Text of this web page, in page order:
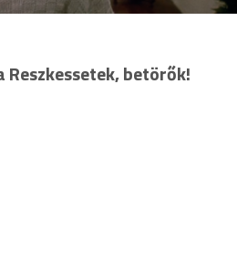
Reszkessetek, betörők!